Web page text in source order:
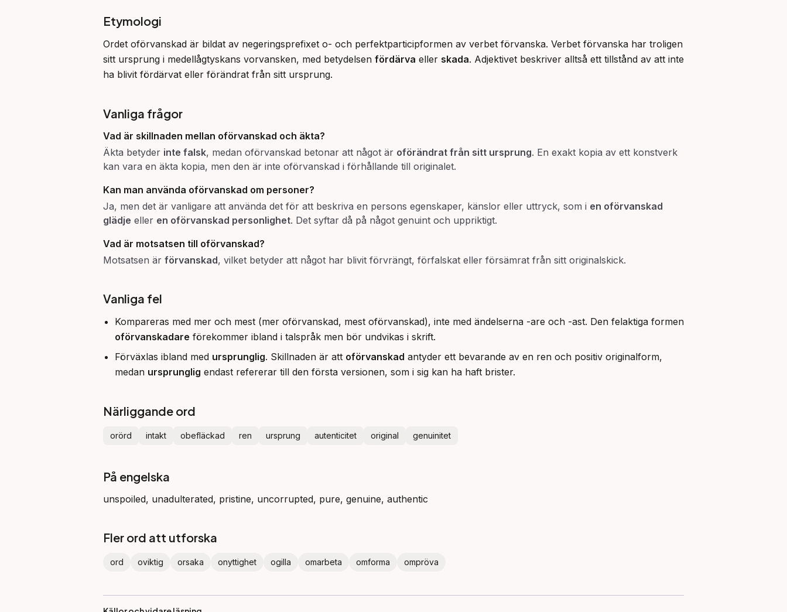
Etymologi
Ordet oförvanskad är bildat av negeringsprefixet o- och perfektparticipformen av verbet förvanska. Verbet förvanska har troligen
sitt ursprung i medellågtyskans vorvansken, med betydelsen fördärva eller skada. Adjektivet beskriver alltså ett tillstånd av att inte
ha blivit fördärvat eller förändrat från sitt ursprung.
Vanliga frågor
Vad är skillnaden mellan oförvanskad och äkta?
Äkta betyder inte falsk, medan oförvanskad betonar att något är oförändrat från sitt ursprung. En exakt kopia av ett konstverk
kan vara en äkta kopia, men den är inte oförvanskad i förhållande till originalet.
Kan man använda oförvanskad om personer?
Ja, men det är vanligare att använda det för att beskriva en persons egenskaper, känslor eller uttryck, som i en oförvanskad
glädje eller en oförvanskad personlighet. Det syftar då på något genuint och uppriktigt.
Vad är motsatsen till oförvanskad?
Motsatsen är förvanskad, vilket betyder att något har blivit förvrängt, förfalskat eller försämrat från sitt originalskick.
Vanliga fel
Kompareras med mer och mest (mer oförvanskad, mest oförvanskad), inte med ändelserna -are och -ast. Den felaktiga formen
oförvanskadare förekommer ibland i talspråk men bör undvikas i skrift.
Förväxlas ibland med ursprunglig. Skillnaden är att oförvanskad antyder ett bevarande av en ren och positiv originalform,
medan ursprunglig endast refererar till den första versionen, som i sig kan ha haft brister.
Närliggande ord
orörd intakt obefläckad ren ursprung autenticitet original genuinitet
På engelska
unspoiled, unadulterated, pristine, uncorrupted, pure, genuine, authentic
Fler ord att utforska
ord oviktig orsaka onyttighet ogilla omarbeta omforma ompröva